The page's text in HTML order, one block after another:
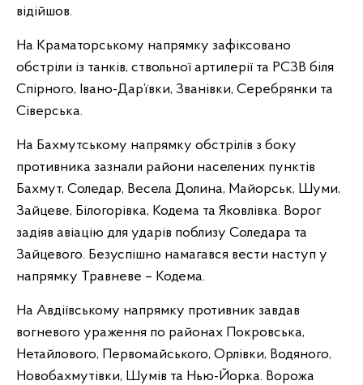
відійшов.
На Краматорському напрямку зафіксовано
обстріли із танків, ствольної артилерії та РСЗВ біля
Спірного, Івано-Дар’ївки, Званівки, Серебрянки та
Сіверська.
На Бахмутському напрямку обстрілів з боку
противника зазнали райони населених пунктів
Бахмут, Соледар, Весела Долина, Майорськ, Шуми,
Зайцеве, Білогорівка, Кодема та Яковлівка. Ворог
задіяв авіацію для ударів поблизу Соледара та
Зайцевого. Безуспішно намагався вести наступ у
напрямку Травневе – Кодема.
На Авдіївському напрямку противник завдав
вогневого ураження по районах Покровська,
Нетайлового, Первомайського, Орлівки, Водяного,
Новобахмутівки, Шумів та Нью-Йорка. Ворожа